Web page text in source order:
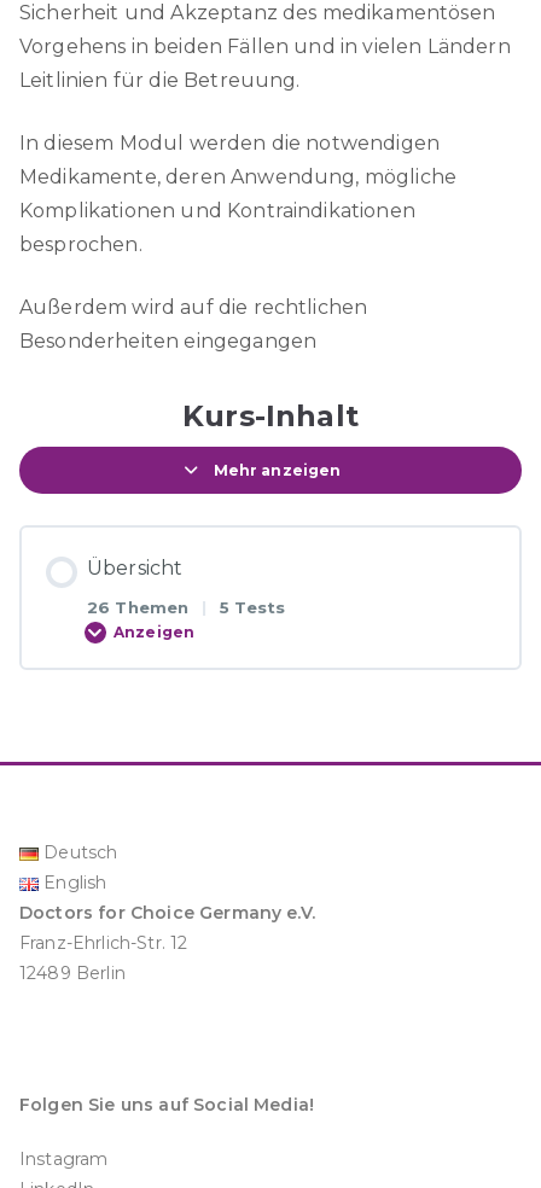
Sicherheit und Akzeptanz des medikamentösen
Vorgehens in beiden Fällen und in vielen Ländern
Leitlinien für die Betreuung.
In diesem Modul werden die notwendigen
Medikamente, deren Anwendung, mögliche
Komplikationen und Kontraindikationen
besprochen.
Außerdem wird auf die rechtlichen
Besonderheiten eingegangen
Kurs-Inhalt
Mehr anzeigen
Übersicht
26 Themen | 5 Tests
Anzeigen
0% GESCHAFFT 0/26 Schritte
Einleitung
1 Statistische Zahlen zum
Deutsch
English
Doctors for Choice Germany e.V.
Franz-Ehrlich-Str. 12
12489 Berlin
Folgen Sie uns auf Social Media!
Instagram